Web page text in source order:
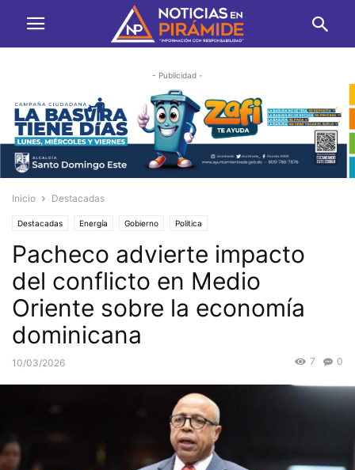
- Publicidad -
Inicio Destacadas
Destacadas Energía Gobierno Politica
Pacheco advierte impacto
del conflicto en Medio
Oriente sobre la economía
dominicana
10/03/2026 0
7